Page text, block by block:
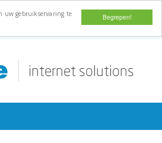
Begrepen!
uw gebruikservaring te